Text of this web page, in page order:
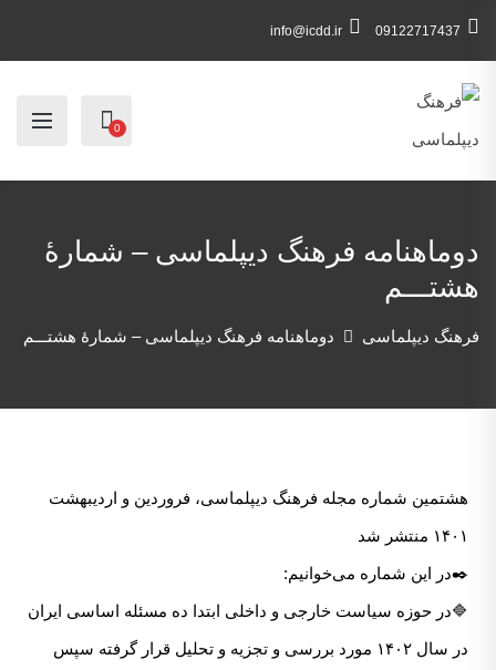
09122717437
info@icdd.ir
0
دوماهنامه فرهنگ دیپلماسی – شمارۀ
هشتـــم
فرهنگ دیپلماسی دوماهنامه فرهنگ دیپلماسی – شمارۀ هشتـــم
هشتمین شماره مجله فرهنگ دیپلماسی، فروردین و اردیبهشت
۱۴۰۱ منتشر شد
✒️در این شماره می‌خوانیم:
🔷در حوزه سیاست خارجی و داخلی ابتدا ده مسئله اساسی ایران
در سال ۱۴۰۲ مورد بررسی و تجزیه و تحلیل قرار گرفته سپس